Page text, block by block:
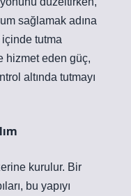
sağlamak adına
içinde tutma
hizmet eden güç,
altında tutmayı
kurulur. Bir
bu yapıyı